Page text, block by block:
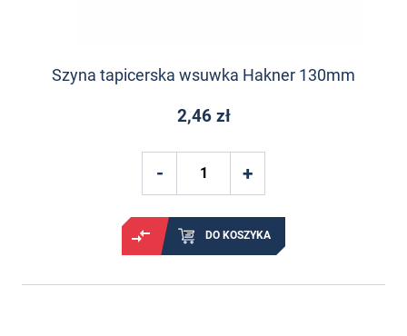
Szyna tapicerska wsuwka Hakner 130mm
2,46 zł
DO KOSZYKA